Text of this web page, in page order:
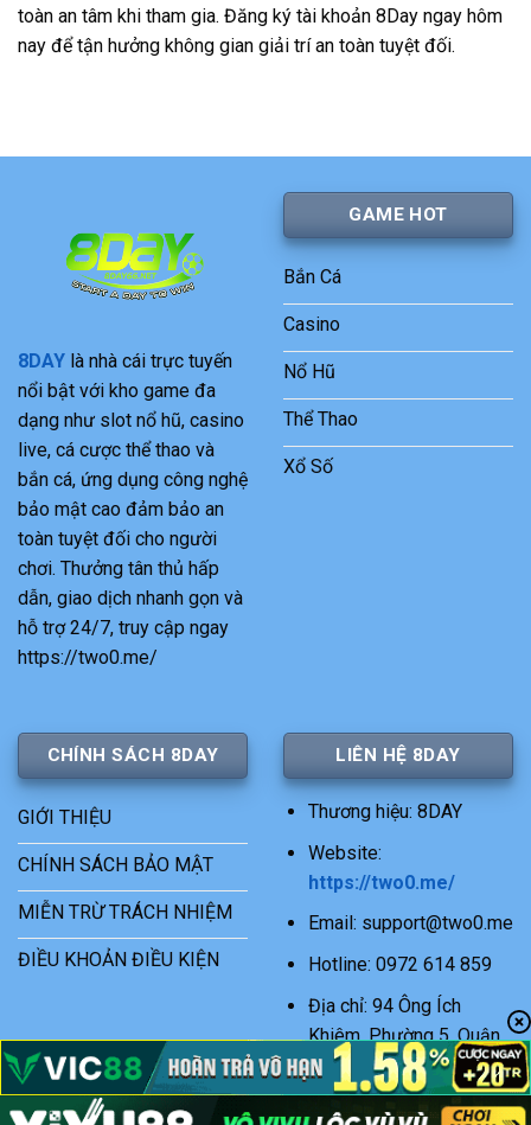
toàn an tâm khi tham gia. Đăng ký tài khoản 8Day ngay hôm
nay để tận hưởng không gian giải trí an toàn tuyệt đối.
8DAY là nhà cái trực tuyến
nổi bật với kho game đa
dạng như slot nổ hũ, casino
live, cá cược thể thao và
bắn cá, ứng dụng công nghệ
bảo mật cao đảm bảo an
toàn tuyệt đối cho người
chơi. Thưởng tân thủ hấp
dẫn, giao dịch nhanh gọn và
hỗ trợ 24/7, truy cập ngay
https://two0.me/
GAME HOT
Bắn Cá
Casino
Nổ Hũ
Thể Thao
Xổ Số
CHÍNH SÁCH 8DAY
GIỚI THIỆU
CHÍNH SÁCH BẢO MẬT
MIỄN TRỪ TRÁCH NHIỆM
ĐIỀU KHOẢN ĐIỀU KIỆN
LIÊN HỆ 8DAY
Thương hiệu: 8DAY
Website:
https://two0.me/
Email: support@two0.me
Hotline: 0972 614 859
Địa chỉ: 94 Ông Ích
Khiêm, Phường 5, Quận
11, TP. Hồ Chí Minh, Việt
Nam